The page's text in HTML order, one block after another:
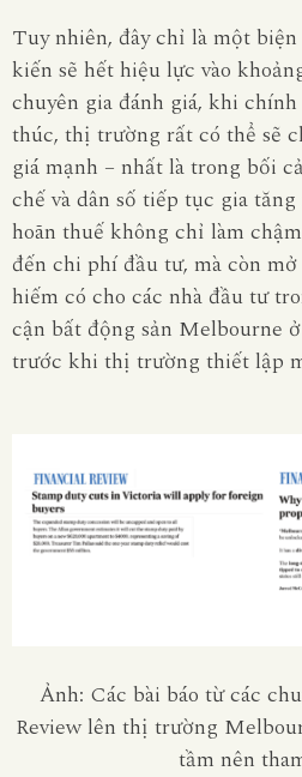
Tuy nhiên, đây chỉ là một
kiến sẽ hết hiệu lực vào
chuyên gia đánh giá, khi
thúc, thị trường rất có thể sẽ
giá mạnh – nhất là trong bối
chế và dân số tiếp tục gia
hoãn thuế không chỉ làm
đến chi phí đầu tư, mà còn
hiếm có cho các nhà đầu tư
cận bất động sản Melbourne
trước khi thị trường thiết lập
Ảnh: Các bài báo từ các
Review lên thị trường
tầm nên